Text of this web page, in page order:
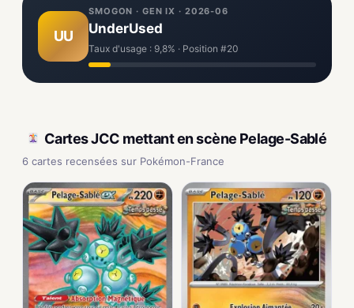
UU
SMOGON · GEN IX · 2026-06
UnderUsed
Taux d'usage : 9,8% · Position #20
Cartes JCC mettant en scène Pelage-Sablé
6 cartes recensées sur Pokémon-France